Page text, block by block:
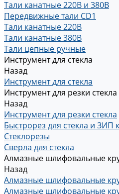
Тали канатные 220В и 380В
Передвижные тали CD1
Тали канатные 220В
Тали канатные 380В
Тали цепные ручные
Инструмент для стекла
Назад
Инструмент для стекла
Инструмент для резки стекла
Назад
Инструмент для резки стекла
Быстрорез для стекла и ЗИП
Стеклорезы
Сверла для стекла
Алмазные шлифовальные
Назад
Алмазные шлифовальные
Алмазные шлифовальные